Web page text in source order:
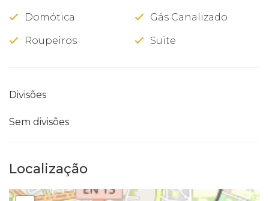
Domótica Gás Canalizado
Roupeiros Suite
Divisões
Sem divisões
Localização